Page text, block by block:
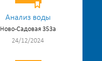
Анализ воды
Ново-Садовая 353а
24/12/2024